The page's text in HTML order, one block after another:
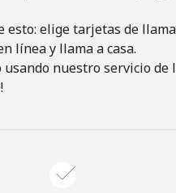
elige tarjetas de
línea y llama a casa.
nuestro servicio de